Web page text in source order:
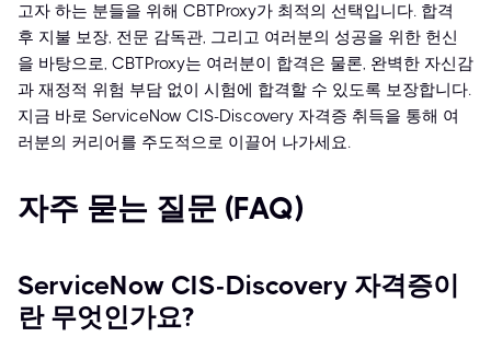
고자 하는 분들을 위해 CBTProxy가 최적의 선택입니다. 합격
후 지불 보장, 전문 감독관, 그리고 여러분의 성공을 위한 헌신
을 바탕으로, CBTProxy는 여러분이 합격은 물론, 완벽한 자신감
과 재정적 위험 부담 없이 시험에 합격할 수 있도록 보장합니다.
지금 바로 ServiceNow CIS-Discovery 자격증 취득을 통해 여
러분의 커리어를 주도적으로 이끌어 나가세요.
자주 묻는 질문 (FAQ)
ServiceNow CIS-Discovery 자격증이
란 무엇인가요?